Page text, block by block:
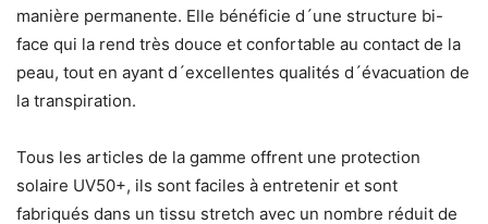
manière permanente. Elle bénéficie d´une structure bi-
face qui la rend très douce et confortable au contact de la
peau, tout en ayant d´excellentes qualités d´évacuation de
la transpiration.
Tous les articles de la gamme offrent une protection
solaire UV50+, ils sont faciles à entretenir et sont
fabriqués dans un tissu stretch avec un nombre réduit de